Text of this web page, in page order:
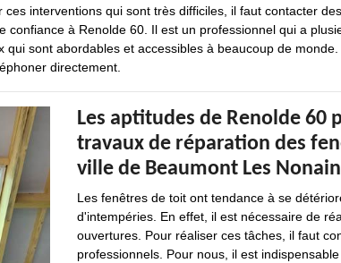
interventions qui sont très difficiles, il faut contacter
confiance à Renolde 60. Il est un professionnel qui a
qui sont abordables et accessibles à beaucoup de
directement.
Les aptitudes de Renolde 60
travaux de réparation des
ville de Beaumont Les
Les fenêtres de toit ont tendance à se
d'intempéries. En effet, il est nécessaire de
ouvertures. Pour réaliser ces tâches, il faut
professionnels. Pour nous, il est